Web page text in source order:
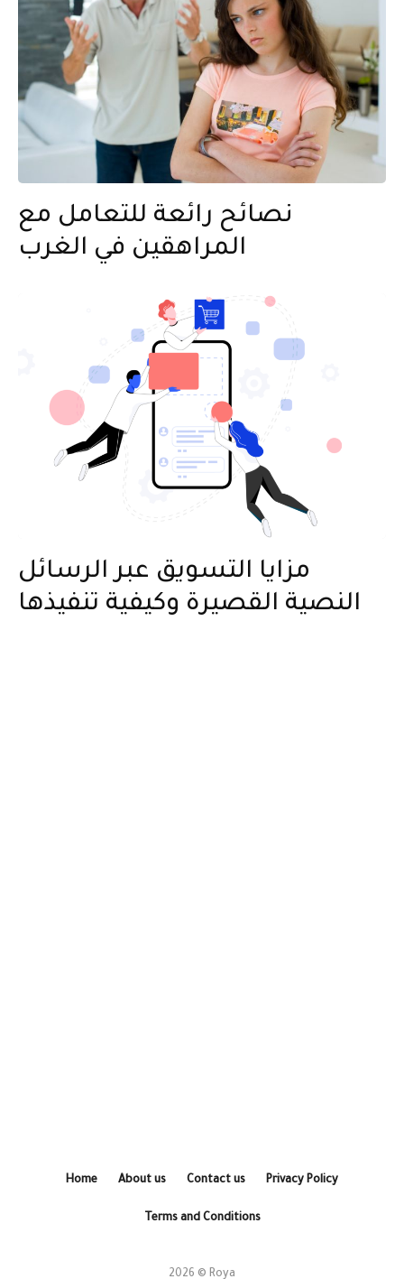
نصائح رائعة للتعامل مع
المراهقين في الغرب
مزايا التسويق عبر الرسائل
النصية القصيرة وكيفية تنفيذها
Home About us Contact us Privacy Policy
Terms and Conditions
2026 © Roya